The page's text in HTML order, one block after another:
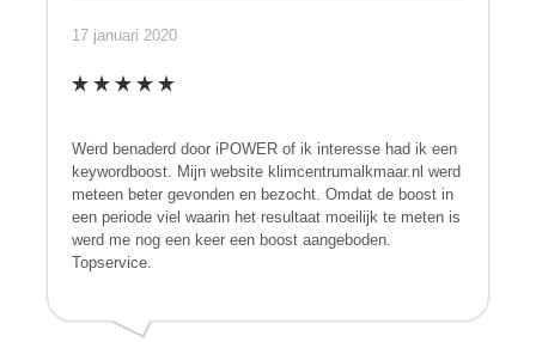
17 januari 2020
Werd benaderd door iPOWER of ik interesse had ik een
keywordboost. Mijn website klimcentrumalkmaar.nl werd
meteen beter gevonden en bezocht. Omdat de boost in
een periode viel waarin het resultaat moeilijk te meten is
werd me nog een keer een boost aangeboden.
Topservice.